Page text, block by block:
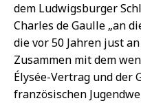
dem Ludwigsburger
Charles de Gaulle „an
die vor 50 Jahren just
Zusammen mit dem
Élysée-Vertrag und der
französischen